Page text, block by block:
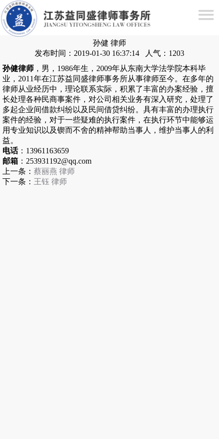
孙健 律师
发布时间：2019-01-30 16:37:14 人气：1203
孙健律师，男， 1986年生， 2009年从东南大学法学院本科毕
业， 2011年在江苏益同盛律师事务所从事律师至今。在多年的
律师从业经历中，理论联系实际，积累了丰富的办案经验，擅
长处理各种民商事案件，对公司相关业务有深入研究，处理了
多起企业间借款纠纷以及民间借贷纠纷。具有丰富的办理执行
案件的经验，对于一些疑难的执行案件，在执行环节中能够运
用专业知识以及锲而不舍的精神帮助当事人，维护当事人的利
益。
电话：13961163659
邮箱：253931192@qq.com
上一条： 蔡丽燕 律师
下一条： 王钰 律师